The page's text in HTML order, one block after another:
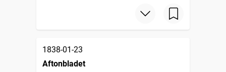
1838-01-23
Aftonbladet